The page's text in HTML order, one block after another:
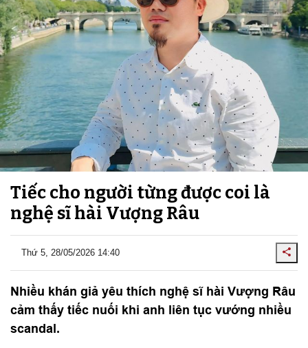
Tiếc cho người từng được coi là
nghệ sĩ hài Vượng Râu
Thứ 5, 28/05/2026 14:40
Nhiều khán giả yêu thích nghệ sĩ hài Vượng Râu
cảm thấy tiếc nuối khi anh liên tục vướng nhiều
scandal.